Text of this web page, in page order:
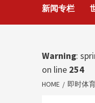
新闻专栏
Warning:
on line 254
HOME 即时体